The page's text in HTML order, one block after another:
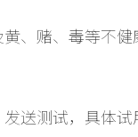
、赌、毒等不健
送测试，具体试